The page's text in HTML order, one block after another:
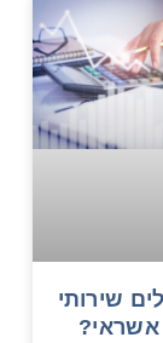
שירותי
אשראי?